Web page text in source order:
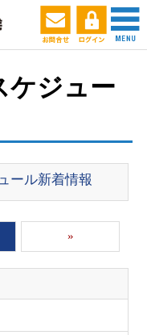
ケジュー
ール新着情報
»